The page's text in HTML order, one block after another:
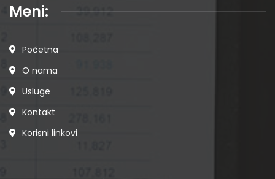
Meni:
Početna
O nama
Usluge
Kontakt
Korisni linkovi